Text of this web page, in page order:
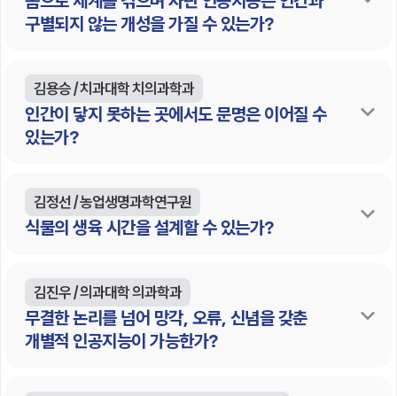
구별되지 않는 개성을 가질 수 있는가?
인간이 닿지 못하는 곳에서도 문명은 이어질 수
있는가?
김용승 / 치과대학 치의과학과
식물의 생육 시간을 설계할 수 있는가?
김정선 / 농업생명과학연구원
무결한 논리를 넘어 망각, 오류, 신념을 갖춘
개별적 인공지능이 가능한가?
김진우 / 의과대학 의과학과